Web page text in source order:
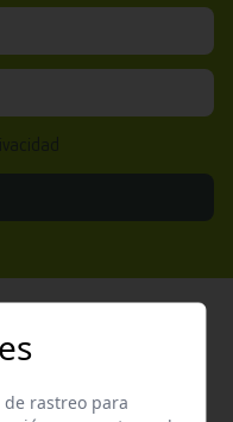
de rastreo para